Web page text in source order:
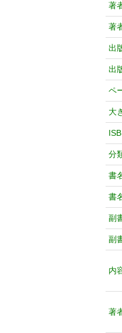
著
著
出
出
ペ
大
分
書
書
副
副
内
著